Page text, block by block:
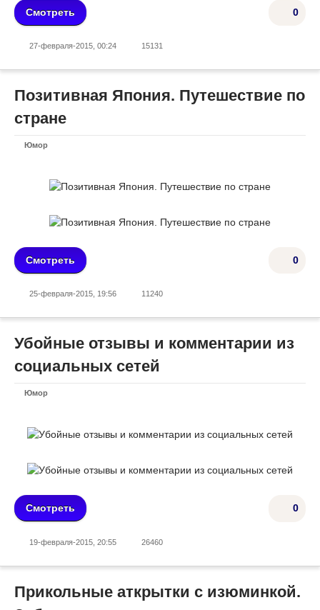
0
Смотреть
27-февраля-2015, 00:24 15131
Позитивная Япония. Путешествие по
стране
Юмор
0
Смотреть
25-февраля-2015, 19:56 11240
Убойные отзывы и комментарии из
социальных сетей
Юмор
0
Смотреть
19-февраля-2015, 20:55 26460
Прикольные аткрытки с изюминкой.